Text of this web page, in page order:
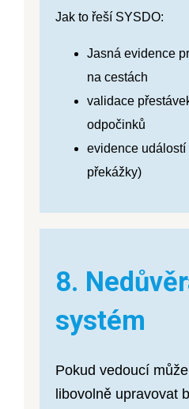
Jak to řeší SYSDO:
Jasná evidence
na cestách
validace
odpočinků
evidence událostí
překážky)
8.
systém
Pokud vedoucí
libovolně upravovat